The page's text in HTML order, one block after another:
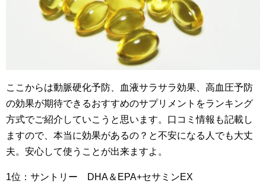
ここからは動脈硬化予防、血液サラサラ効果、高血圧予防
の効果が期待できるおすすめのサプリメントをランキング
方式でご紹介していこうと思います。口コミ情報も記載し
ますので、本当に効果があるの？と不安になる人でも大丈
夫。安心して使うことが出来ますよ。
1位：サントリー DHA＆EPA+セサミンEX